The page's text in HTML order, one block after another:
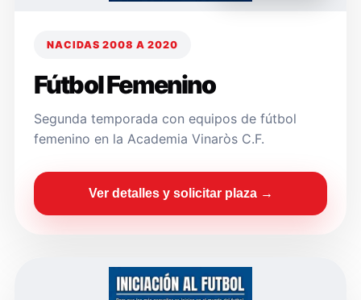
NACIDAS 2008 A 2020
Fútbol Femenino
Segunda temporada con equipos de fútbol
femenino en la Academia Vinaròs C.F.
Ver detalles y solicitar plaza →